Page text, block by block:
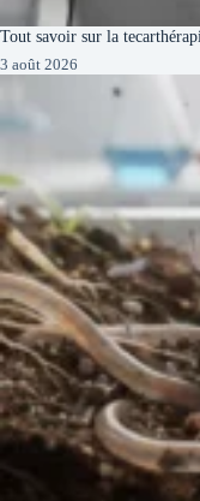
Tout savoir sur la
3 août 2026